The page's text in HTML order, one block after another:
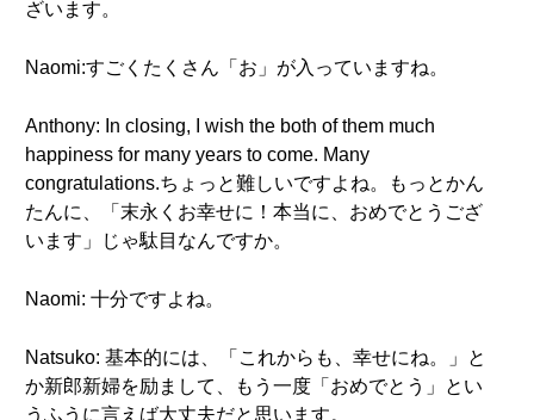
ざいます。
Naomi:すごくたくさん「お」が入っていますね。
Anthony: In closing, I wish the both of them much
happiness for many years to come. Many
congratulations.ちょっと難しいですよね。もっとかん
たんに、「末永くお幸せに！本当に、おめでとうござ
います」じゃ駄目なんですか。
Naomi: 十分ですよね。
Natsuko: 基本的には、「これからも、幸せにね。」と
か新郎新婦を励まして、もう一度「おめでとう」とい
うふうに言えば大丈夫だと思います。